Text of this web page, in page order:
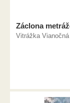
Záclona
Vitrážka